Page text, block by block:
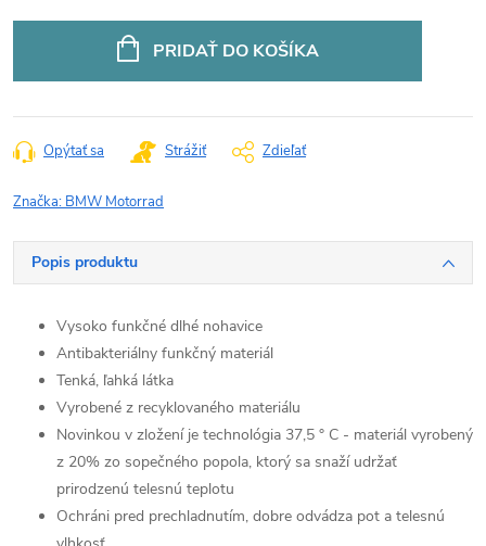
PRIDAŤ DO KOŠÍKA
Opýtať sa Strážiť Zdieľať
Značka: BMW Motorrad
Popis produktu
Vysoko funkčné dlhé nohavice
Antibakteriálny funkčný materiál
Tenká, ľahká látka
Vyrobené z recyklovaného materiálu
Novinkou v zložení je technológia 37,5 ° C - materiál vyrobený
z 20% zo sopečného popola, ktorý sa snaží udržať
prirodzenú telesnú teplotu
Ochráni pred prechladnutím, dobre odvádza pot a telesnú